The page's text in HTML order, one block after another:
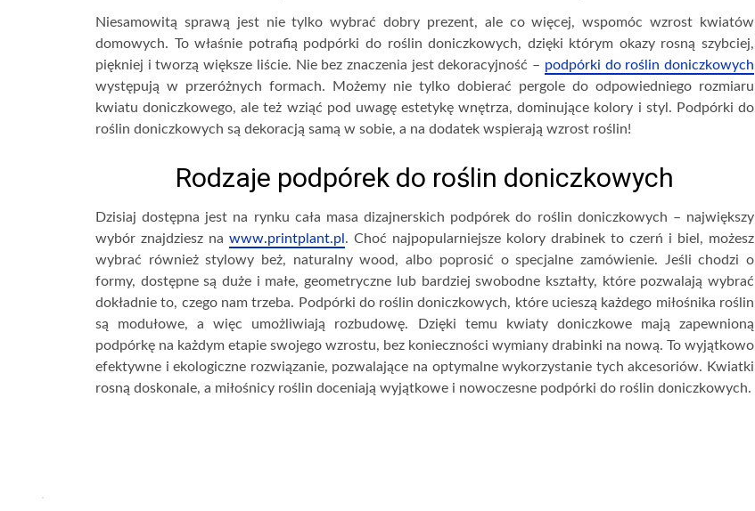
Niesamowitą sprawą jest nie tylko wybrać dobry prezent, ale co więcej, wspomóc wzrost kwiatów
domowych. To właśnie potrafią podpórki do roślin doniczkowych, dzięki którym okazy rosną szybciej,
piękniej i tworzą większe liście. Nie bez znaczenia jest dekoracyjność – podpórki do roślin doniczkowych
występują w przeróżnych formach. Możemy nie tylko dobierać pergole do odpowiedniego rozmiaru
kwiatu doniczkowego, ale też wziąć pod uwagę estetykę wnętrza, dominujące kolory i styl. Podpórki do
roślin doniczkowych są dekoracją samą w sobie, a na dodatek wspierają wzrost roślin!
Rodzaje podpórek do roślin doniczkowych
Dzisiaj dostępna jest na rynku cała masa dizajnerskich podpórek do roślin doniczkowych – największy
wybór znajdziesz na www.printplant.pl . Choć najpopularniejsze kolory drabinek to czerń i biel, możesz
wybrać również stylowy beż, naturalny wood, albo poprosić o specjalne zamówienie. Jeśli chodzi o
formy, dostępne są duże i małe, geometryczne lub bardziej swobodne kształty, które pozwalają wybrać
dokładnie to, czego nam trzeba. Podpórki do roślin doniczkowych, które ucieszą każdego miłośnika roślin
są modułowe, a więc umożliwiają rozbudowę. Dzięki temu kwiaty doniczkowe mają zapewnioną
podpórkę na każdym etapie swojego wzrostu, bez konieczności wymiany drabinki na nową. To wyjątkowo
efektywne i ekologiczne rozwiązanie, pozwalające na optymalne wykorzystanie tych akcesoriów. Kwiatki
rosną doskonale, a miłośnicy roślin doceniają wyjątkowe i nowoczesne podpórki do roślin doniczkowych.